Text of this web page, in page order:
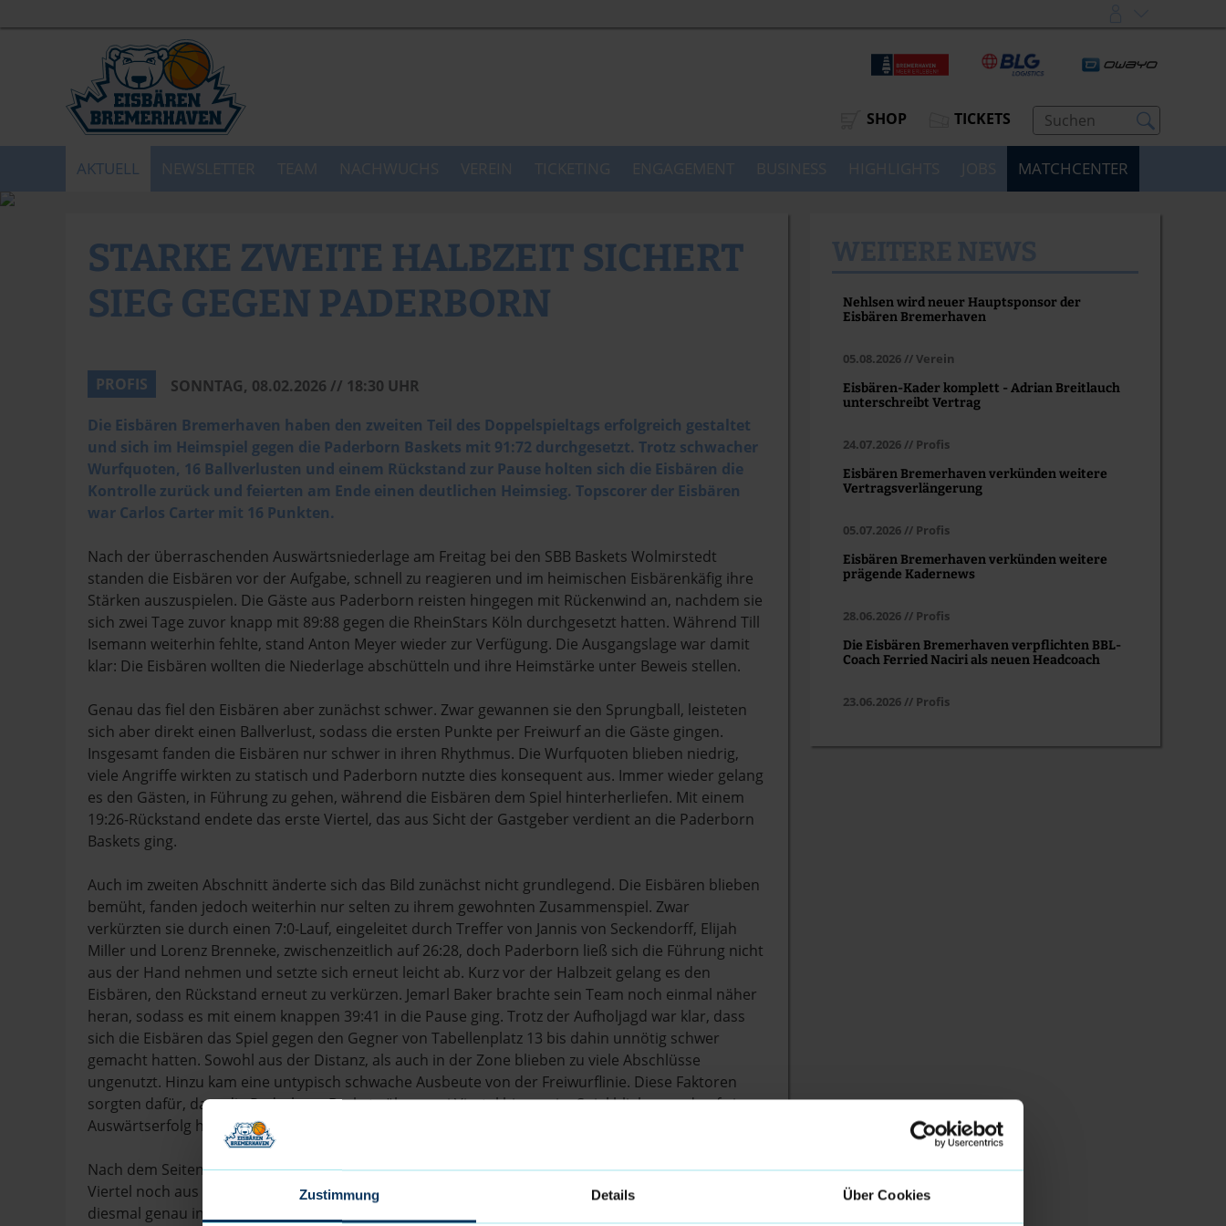
Zustimmung Details Über Cookies
SHOP TICKETS
AKTUELL MATCHCENTER
STARKE ZWEITE HALBZEIT SICHERT
SIEG GEGEN PADERBORN
PROFIS
SONNTAG, 08.02.2026 // 18:30 UHR
Die Eisbären Bremerhaven haben den zweiten Teil des Doppelspieltags erfolgreich gestaltet
und sich im Heimspiel gegen die Paderborn Baskets mit 91:72 durchgesetzt. Trotz schwacher
Wurfquoten, 16 Ballverlusten und einem Rückstand zur Pause holten sich die Eisbären die
Kontrolle zurück und feierten am Ende einen deutlichen Heimsieg. Topscorer der Eisbären
war Carlos Carter mit 16 Punkten.
Nach der überraschenden Auswärtsniederlage am Freitag bei den SBB Baskets Wolmirstedt
standen die Eisbären vor der Aufgabe, schnell zu reagieren und im heimischen Eisbärenkäfig ihre
Stärken auszuspielen. Die Gäste aus Paderborn reisten hingegen mit Rückenwind an, nachdem sie
sich zwei Tage zuvor knapp mit 89:88 gegen die RheinStars Köln durchgesetzt hatten. Während Till
Isemann weiterhin fehlte, stand Anton Meyer wieder zur Verfügung. Die Ausgangslage war damit
klar: Die Eisbären wollten die Niederlage abschütteln und ihre Heimstärke unter Beweis stellen.
Genau das fiel den Eisbären aber zunächst schwer. Zwar gewannen sie den Sprungball, leisteten
sich aber direkt einen Ballverlust, sodass die ersten Punkte per Freiwurf an die Gäste gingen.
Insgesamt fanden die Eisbären nur schwer in ihren Rhythmus. Die Wurfquoten blieben niedrig,
viele Angriffe wirkten zu statisch und Paderborn nutzte dies konsequent aus. Immer wieder gelang
es den Gästen, in Führung zu gehen, während die Eisbären dem Spiel hinterherliefen. Mit einem
19:26-Rückstand endete das erste Viertel, das aus Sicht der Gastgeber verdient an die Paderborn
Baskets ging.
Auch im zweiten Abschnitt änderte sich das Bild zunächst nicht grundlegend. Die Eisbären blieben
bemüht, fanden jedoch weiterhin nur selten zu ihrem gewohnten Zusammenspiel. Zwar
verkürzten sie durch einen 7:0-Lauf, eingeleitet durch Treffer von Jannis von Seckendorff, Elijah
Miller und Lorenz Brenneke, zwischenzeitlich auf 26:28, doch Paderborn ließ sich die Führung nicht
aus der Hand nehmen und setzte sich erneut leicht ab. Kurz vor der Halbzeit gelang es den
Eisbären, den Rückstand erneut zu verkürzen. Jemarl Baker brachte sein Team noch einmal näher
heran, sodass es mit einem knappen 39:41 in die Pause ging. Trotz der Aufholjagd war klar, dass
sich die Eisbären das Spiel gegen den Gegner von Tabellenplatz 13 bis dahin unnötig schwer
gemacht hatten. Sowohl aus der Distanz, als auch in der Zone blieben zu viele Abschlüsse
ungenutzt. Hinzu kam eine untypisch schwache Ausbeute von der Freiwurflinie. Diese Faktoren
sorgten dafür, dass die Paderborn Baskets über zwei Viertel hinweg im Spiel blieben und auf einen
Auswärtserfolg hoffen konnten.
Nach dem Seitenwechsel wendete sich die Partie. Während die Eisbären am Freitag das dritte
Viertel noch aus der Hand gegeben hatten, machten sie den Fehler nicht nochmal und holten sich
diesmal genau in diesem Abschnitt die Kontrolle zurück. Jannis von Seckendorff glich zunächst per
Nehlsen wird neuer Hauptsponsor der
Eisbären Bremerhaven
05.08.2026 // Verein
Eisbären-Kader komplett - Adrian Breitlauch
unterschreibt Vertrag
24.07.2026 // Profis
Eisbären Bremerhaven verkünden weitere
Vertragsverlängerung
05.07.2026 // Profis
Eisbären Bremerhaven verkünden weitere
prägende Kadernews
28.06.2026 // Profis
Die Eisbären Bremerhaven verpflichten BBL-
Coach Ferried Naciri als neuen Headcoach
23.06.2026 // Profis